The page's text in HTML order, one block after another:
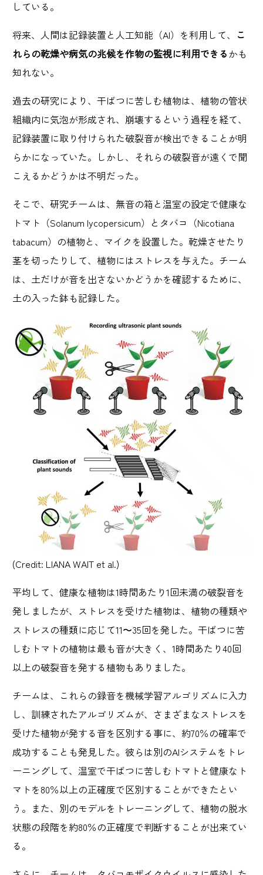
している。
将来、人間は記録装置と人工知能（AI）を利用して、 こ
れらの乾燥や病気の兆候を作物の監視に利用できるかも
知れない。
過去の研究により、干ばつに苦しむ植物は、植物の管状
組織内に気泡が形成され、崩壊するという過程を経て、
記録装置に取り付けられた破裂音が検出できることが明
らかになっていた。しかし、それらの破裂音が遠くで聞
こえるかどうかは不明だった。
そこで、研究チームは、無音の箱と温室の設定で健康な
トマト（Solanum lycopersicum）とタバコ（Nicotiana
tabacum）の植物と、マイクを設置した。乾燥させたり
茎を切ったりして、植物にはストレスを与えた。チーム
は、土だけが音を出さないかどうかを確認するために、
土の入った鉢も記録した。
(Credit: LIANA WAIT et al.)
平均して、健康な植物は1時間あたり1回未満の破裂音を
発しましたが、ストレスを受けた植物は、植物の種類や
ストレスの種類に応じて11〜35回を発した。干ばつに苦
しむトマトの植物は最も音が大きく、1時間あたり40回
以上の破裂音を発する植物もありました。
チームは、これらの録音を機械学習アルゴリズムに入力
し、訓練されたアルゴリズムが、さまざまなストレスを
受けた植物が発する音を区別する事に、約70％の確率で
成功することも発見した。彼らは別のAIシステムをトレ
ーニングして、温室で干ばつに苦しむトマトと健康なト
マトを80％以上の正確度で区別することができたとい
う。また、別のモデルをトレーニングして、植物の脱水
状態の段階を約80％の正確度で判断することが出来てい
る。